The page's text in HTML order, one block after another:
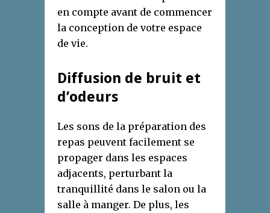
en compte avant de commencer
la conception de votre espace
de vie.
Diffusion de bruit et
d’odeurs
Les sons de la préparation des
repas peuvent facilement se
propager dans les espaces
adjacents, perturbant la
tranquillité dans le salon ou la
salle à manger. De plus, les